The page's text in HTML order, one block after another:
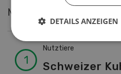
Meistgelesene Artikel
Nutztiere
Schweizer
DETAILS ANZEIGEN